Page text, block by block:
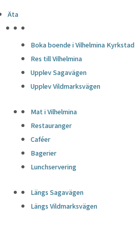
Äta
Boka boende i Vilhelmina Kyrkstad
Res till Vilhelmina
Upplev Sagavägen
Upplev Vildmarksvägen
Mat i Vilhelmina
Restauranger
Caféer
Bagerier
Lunchservering
Längs Sagavägen
Längs Vildmarksvägen